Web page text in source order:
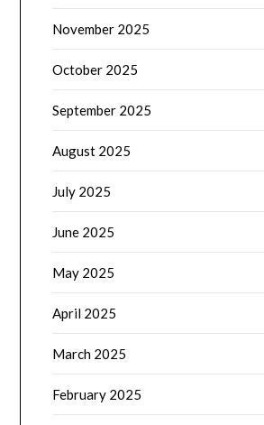
November 2025
October 2025
September 2025
August 2025
July 2025
June 2025
May 2025
April 2025
March 2025
February 2025